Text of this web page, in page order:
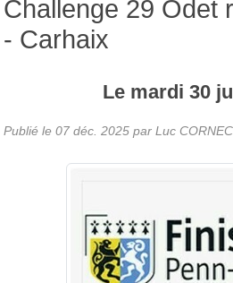
Challenge 29 Odet
- Carhaix
Le mardi 30
Publié le 07 déc. 2025 par Luc CORNEC